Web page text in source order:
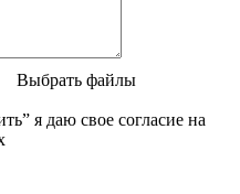
Выбрать файлы
я даю свое согласие на